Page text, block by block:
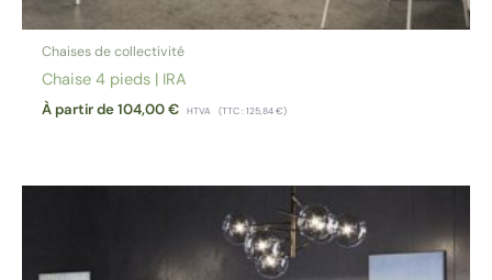
Chaises de collectivité
Chaise 4 pieds | IRA
À partir de104,00€ HTVA (TTC :125,84€)